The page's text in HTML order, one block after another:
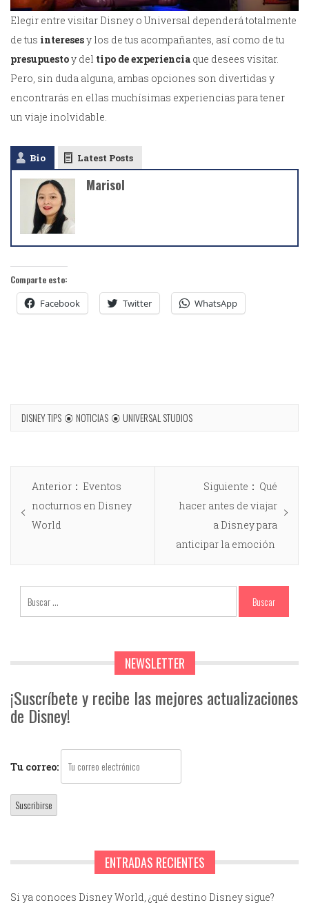
Elegir entre visitar Disney o Universal dependerá totalmente
de tus interesesy los de tus acompañantes, así como de tu
presupuestoy del tipo de experiencia que desees visitar.
Pero, sin duda alguna, ambas opciones son divertidas y
encontrarás en ellas muchísimas experiencias para tener
un viaje inolvidable.
Bio Latest Posts
Marisol
Comparte esto:
Facebook Twitter WhatsApp
DISNEY TIPS NOTICIAS UNIVERSAL STUDIOS
Anterior
Eventos
nocturnos en Disney
World
Siguiente
Qué
hacer antes de viajar
a Disney para
anticipar la emoción
NEWSLETTER
¡Suscríbete y recibe las mejores actualizaciones
de Disney!
Tu correo:
ENTRADAS RECIENTES
Si ya conoces Disney World, ¿qué destino Disney sigue?